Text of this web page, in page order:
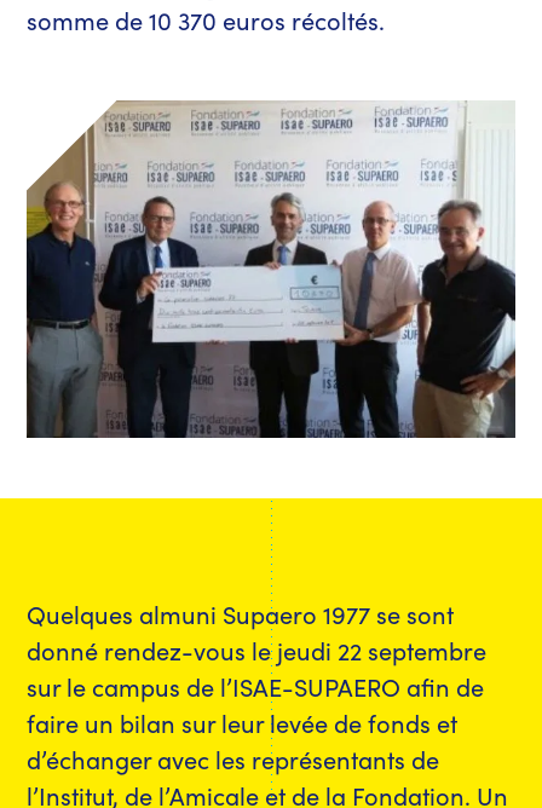
somme de 10 370 euros récoltés.
Quelques almuni Supaero 1977 se sont
donné rendez-vous le jeudi 22 septembre
sur le campus de l’ISAE-SUPAERO afin de
faire un bilan sur leur levée de fonds et
d’échanger avec les représentants de
l’Institut, de l’Amicale et de la Fondation. Un